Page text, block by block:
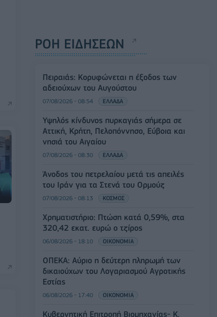
ΡΟΗ ΕΙΔΗΣΕΩΝ
Πειραιάς: Κορυφώνεται η έξοδος των
αδειούχων του Αυγούστου
07/08/2026 - 08:54 ΕΛΛΑΔΑ
Υψηλός κίνδυνος πυρκαγιάς σήμερα σε
Αττική, Κρήτη, Πελοπόννησο, Εύβοια και
νησιά του Αιγαίου
07/08/2026 - 08:30 ΕΛΛΑΔΑ
Άνοδος του πετρελαίου μετά τις απειλές
του Ιράν για τα Στενά του Ορμούζ
07/08/2026 - 08:13 ΚΟΣΜΟΣ
Χρηματιστήριο: Πτώση κατά 0,59%, στα
320,42 εκατ. ευρώ ο τζίρος
06/08/2026 - 18:10 ΟΙΚΟΝΟΜΙΑ
ΟΠΕΚΑ: Αύριο η δεύτερη πληρωμή των
δικαιούχων του Λογαριασμού Αγροτικής
Εστίας
06/08/2026 - 17:40 ΟΙΚΟΝΟΜΙΑ
Κυβερνητική Επιτροπή Βιομηχανίας- Κ.